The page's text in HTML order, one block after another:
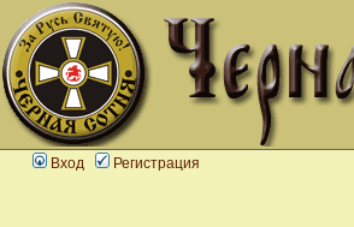
Вход Регистрация